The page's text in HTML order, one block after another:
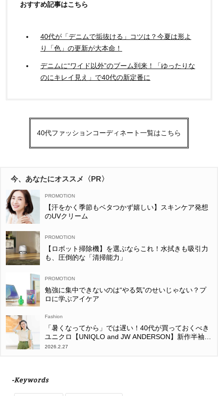
おすすめ記事はこちら
40代が「デニムで垢抜ける」コツは？今夏は形よ
り「色」の更新が大本命！
デニムに“ワイド以外”のブーム到来！「ゆったりな
のにキレイ見え」で40代の新定番に
40代ファッションコーディネート一覧はこちら
今、あなたにオススメ〈PR〉
【汗をかく季節もベタつかず嬉しい】スキンケア発想
のUVクリーム
【ロボット掃除機】を選ぶならこれ！水拭きも吸引力
も、圧倒的な「清掃能力」
勉強に集中できないのは“やる気”のせいじゃない？プ
ロに学ぶアイケア
Fashion
「暑くなってから」では遅い！40代が買っておくべき
ユニクロ【UNIQLO and JW ANDERSON】新作半袖コ
ーデ〈3選〉
2026.2.27
-Keywords